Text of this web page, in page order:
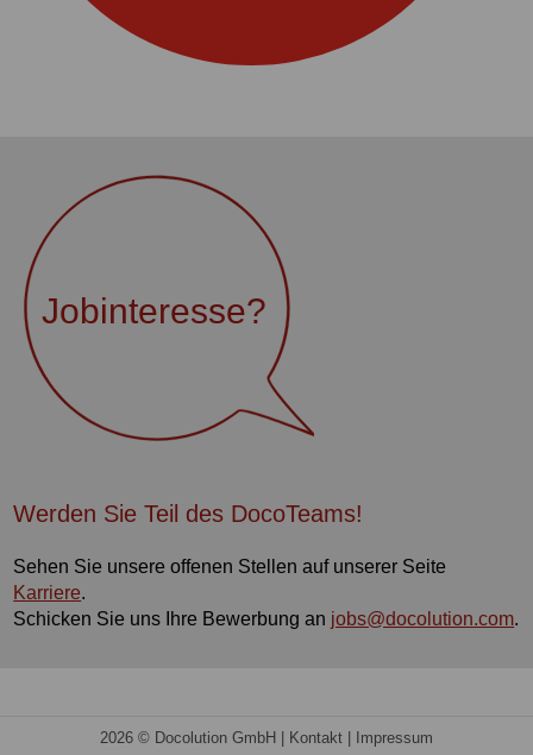
Jobinteresse?
Werden Sie Teil des DocoTeams!
Sehen Sie unsere offenen Stellen auf unserer Seite
Karriere.
Schicken Sie uns Ihre Bewerbung an jobs@docolution.com.
2026 © Docolution GmbH | Kontakt Impressum